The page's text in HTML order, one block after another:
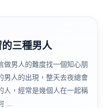
三種男人
做男人的難度找一個知心朋
男人的出現，整天去夜總會
人，經常是幾個人在一起稱
...